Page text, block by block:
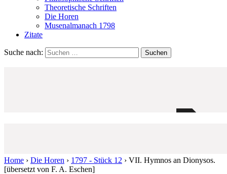
Theoretische Schriften
Die Horen
Musenalmanach 1798
Zitate
Suche nach:
Home › Die Horen › 1797 - Stück 12 › VII. Hymnos an Dionysos.
[übersetzt von F. A. Eschen]